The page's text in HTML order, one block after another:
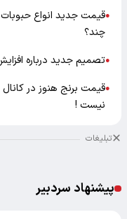
●قیمت جدید انواع حبوبات
چند؟
●تصمیم جدید درباره
●
نیست !
تبلیغات
پیشنهاد سردبیر